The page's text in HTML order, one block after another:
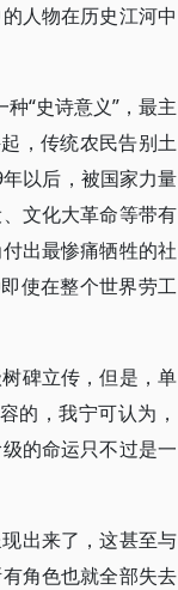
人物在历史江河中
“史诗意义”，最主
，传统农民告别土
以后，被国家力量
文化大革命等带有
出最惨痛牺牲的社
使在整个世界劳工
碑立传，但是，单
的，我宁可认为，
的命运只不过是一
出来了，这甚至与
角色也就全部失去